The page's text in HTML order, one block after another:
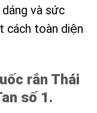
và sức
cách toàn diện
rắn Thái
số 1.